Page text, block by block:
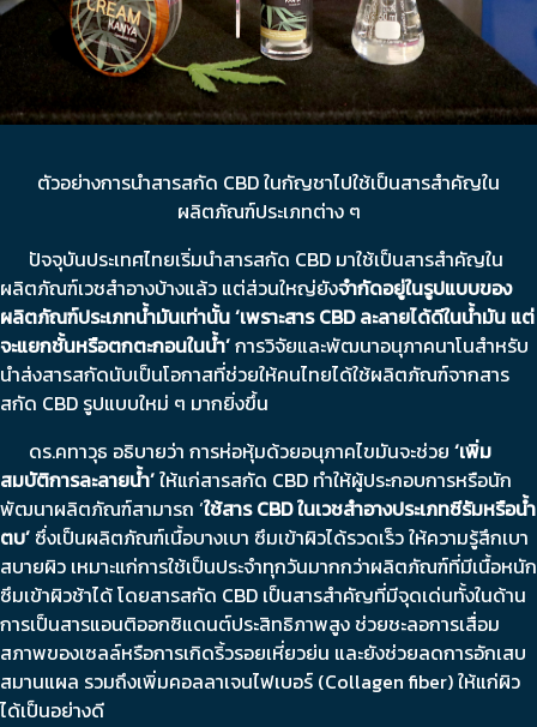
ตัวอย่างการนำสารสกัด CBD ในกัญชาไปใช้เป็นสารสำคัญใน
ผลิตภัณฑ์ประเภทต่าง ๆ
ปัจจุบันประเทศไทยเริ่มนำสารสกัด CBD มาใช้เป็นสารสำคัญใน
ผลิตภัณฑ์เวชสำอางบ้างแล้ว แต่ส่วนใหญ่ยังจำกัดอยู่ในรูปแบบของ
ผลิตภัณฑ์ประเภทน้ำมันเท่านั้น‘เพราะสารCBDละลายได้ดีในน้ำมัน แต่
จะแยกชั้นหรือตกตะกอนในน้ำ’การวิจัยและพัฒนาอนุภาคนาโนสำหรับ
นำส่งสารสกัดนับเป็นโอกาสที่ช่วยให้คนไทยได้ใช้ผลิตภัณฑ์จากสาร
สกัด CBD รูปแบบใหม่ ๆ มากยิ่งขึ้น
ดร.คทาวุธ อธิบายว่า การห่อหุ้มด้วยอนุภาคไขมันจะช่วย ‘เพิ่ม
สมบัติการละลายน้ำ’ให้แก่สารสกัด CBD ทำให้ผู้ประกอบการหรือนัก
พัฒนาผลิตภัณฑ์สามารถ ‘ใช้สารCBDในเวชสำอางประเภทซีรัมหรือน้ำ
ตบ’ ซึ่งเป็นผลิตภัณฑ์เนื้อบางเบา ซึมเข้าผิวได้รวดเร็ว ให้ความรู้สึกเบา
สบายผิว เหมาะแก่การใช้เป็นประจำทุกวันมากกว่าผลิตภัณฑ์ที่มีเนื้อหนัก
ซึมเข้าผิวช้าได้ โดยสารสกัด CBD เป็นสารสำคัญที่มีจุดเด่นทั้งในด้าน
การเป็นสารแอนติออกซิแดนต์ประสิทธิภาพสูง ช่วยชะลอการเสื่อม
สภาพของเซลล์หรือการเกิดริ้วรอยเหี่ยวย่น และยังช่วยลดการอักเสบ
สมานแผล รวมถึงเพิ่มคอลลาเจนไฟเบอร์ (Collagen fiber) ให้แก่ผิว
ได้เป็นอย่างดี